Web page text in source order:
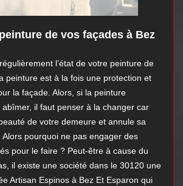
de vos façades à Bez
l’état de votre peinture de
peinture est à la fois une protection et
la façade. Alors, si la peinture
il faut penser à la changer car
de votre demeure et annule sa
pourquoi ne pas engager des
pour le faire ? Peut-être à cause du
il existe une société dans le 30120 une
Artisan Espinos à Bez Et Esparon qui